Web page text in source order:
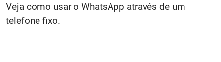
Veja como usar o WhatsApp através de um
telefone fixo.